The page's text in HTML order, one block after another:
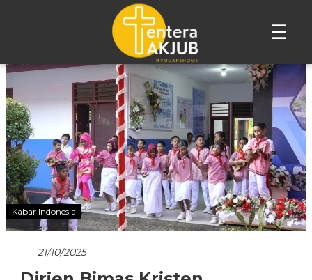
☰
Lompat
ke
konten
Kabar Indonesia
21/10/2025